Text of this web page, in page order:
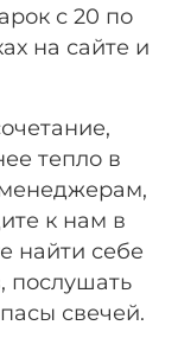
с 20 по
на сайте и
тепло в
к нам в
найти себе
послушать
свечей.